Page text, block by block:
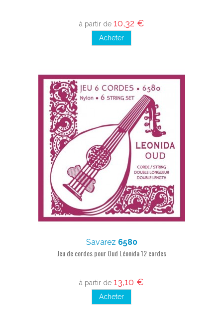
à partir de 10,32 €
Acheter
Savarez 6580
Jeu de cordes pour Oud Léonida 12 cordes
à partir de 13,10 €
Acheter